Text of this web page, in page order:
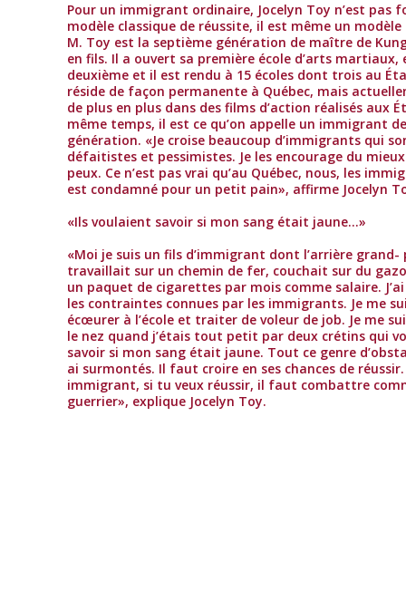
Pour un immigrant ordinaire, Jocelyn Toy n’est pas
modèle classique de réussite, il est même un
M. Toy est la septième génération de maître de
en fils. Il a ouvert sa première école d’arts martiaux,
deuxième et il est rendu à 15 écoles dont trois au
réside de façon permanente à Québec, mais
de plus en plus dans des films d’action réalisés aux
même temps, il est ce qu’on appelle un immigrant
génération. «Je croise beaucoup d’immigrants qui
défaitistes et pessimistes. Je les encourage du
peux. Ce n’est pas vrai qu’au Québec, nous, les
est condamné pour un petit pain», affirme Jocelyn
«Ils voulaient savoir si mon sang était jaune…»
«Moi je suis un fils d’immigrant dont l’arrière grand-
travaillait sur un chemin de fer, couchait sur du
un paquet de cigarettes par mois comme salaire.
les contraintes connues par les immigrants. Je me
écœurer à l’école et traiter de voleur de job. Je me
le nez quand j’étais tout petit par deux crétins qui
savoir si mon sang était jaune. Tout ce genre
ai surmontés. Il faut croire en ses chances de
immigrant, si tu veux réussir, il faut combattre
guerrier», explique Jocelyn Toy.